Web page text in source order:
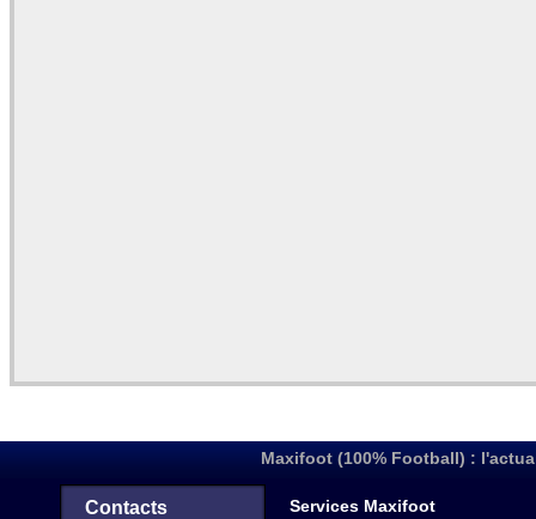
Maxifoot (100% Football) :
Contacts Services Maxifoot